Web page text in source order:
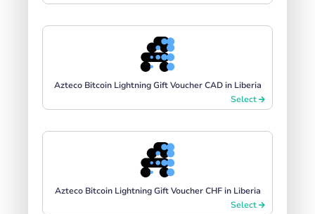
Azteco Bitcoin Lightning Gift Voucher CAD in Liberia
Select
Azteco Bitcoin Lightning Gift Voucher CHF in Liberia
Select